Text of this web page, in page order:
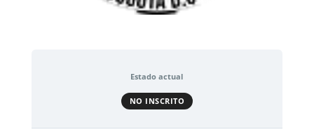
Estado actual
NO INSCRITO